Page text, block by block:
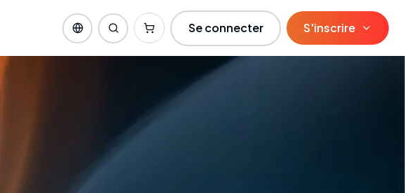
Se connecter S'inscrire